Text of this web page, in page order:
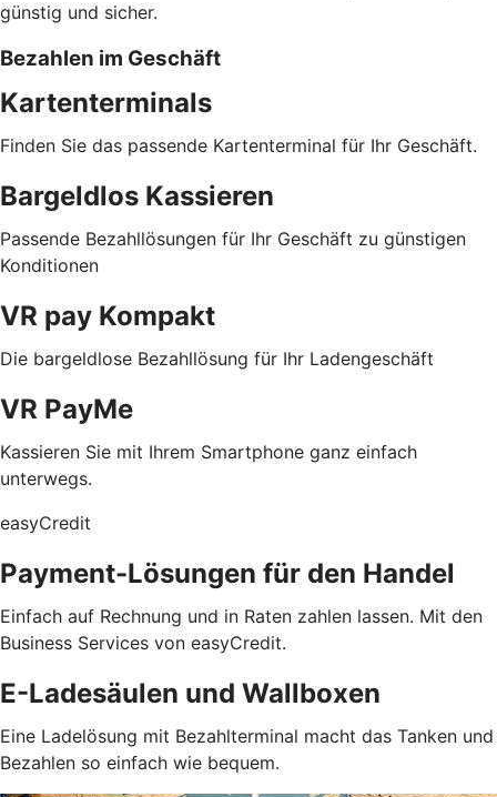
günstig und sicher.
Bezahlen im Geschäft
Kartenterminals
Finden Sie das passende Kartenterminal für Ihr Geschäft.
Bargeldlos Kassieren
Passende Bezahllösungen für Ihr Geschäft zu günstigen
Konditionen
VR pay Kompakt
Die bargeldlose Bezahllösung für Ihr Ladengeschäft
VR PayMe
Kassieren Sie mit Ihrem Smartphone ganz einfach
unterwegs.
easyCredit
Payment-Lösungen für den Handel
Einfach auf Rechnung und in Raten zahlen lassen. Mit den
Business Services von easyCredit.
E-Ladesäulen und Wallboxen
Eine Ladelösung mit Bezahlterminal macht das Tanken und
Bezahlen so einfach wie bequem.